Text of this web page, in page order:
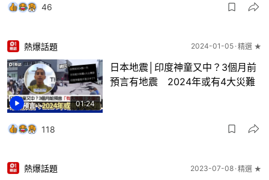
46
01:24
熱爆話題 2024-01-05 精選 ★
日本地震│印度神童又中？3個月前
預言有地震 2024年或有4大災難
118
熱爆話題 2023-07-08 精選 ★